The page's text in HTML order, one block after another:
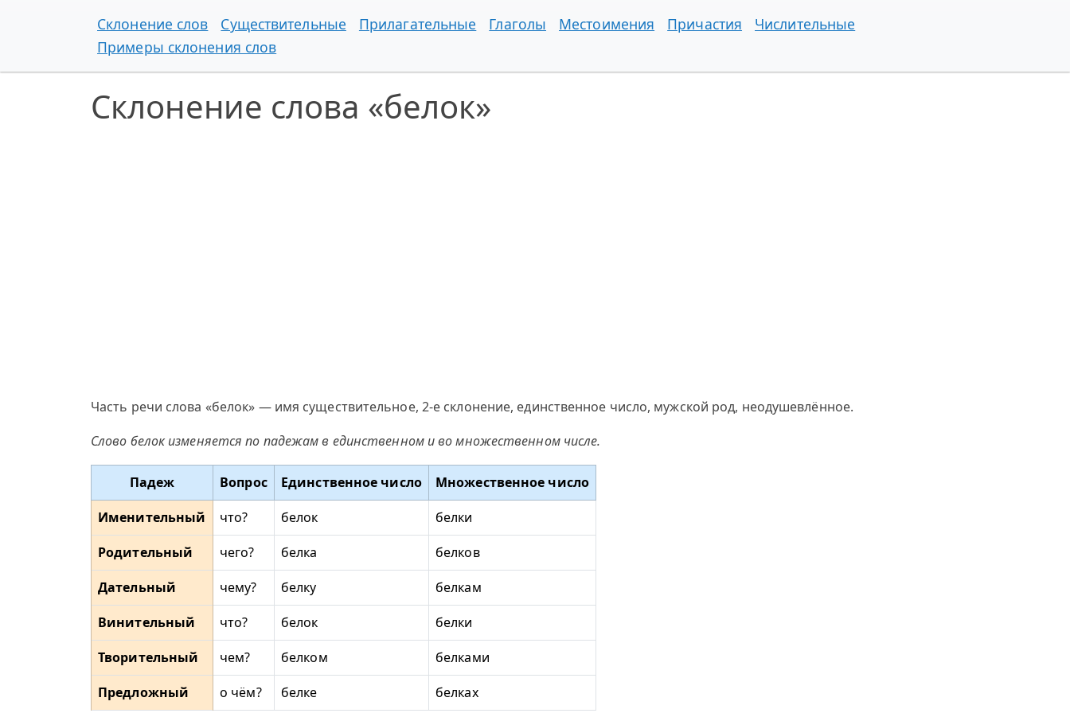
Склонение слов Существительные Прилагательные Глаголы Местоимения Причастия
Числительные
Примеры склонения слов
Склонение слова «белок»
Часть речи слова «белок» — имя существительное, 2-е склонение, единственное число, мужской род, неодушевлённое.
Слово белок изменяется по падежам в единственном и во множественном числе.
Падеж Вопрос Единственное число
Множественное число
Именительный
что? белок
белки
Родительный
чего? белка
белков
Дательный
чему? белку
белкам
Винительный
что? белок
белки
Творительный
чем? белком
белками
Предложный
о чём? белке белках